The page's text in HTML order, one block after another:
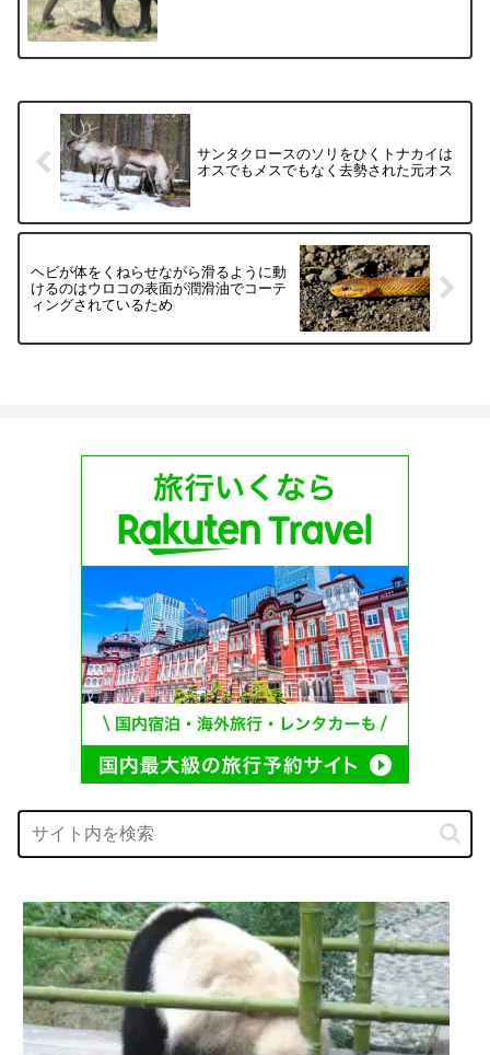
サンタクロースのソリをひくトナカイは
オスでもメスでもなく去勢された元オス
ヘビが体をくねらせながら滑るように動
けるのはウロコの表面が潤滑油でコーテ
ィングされているため